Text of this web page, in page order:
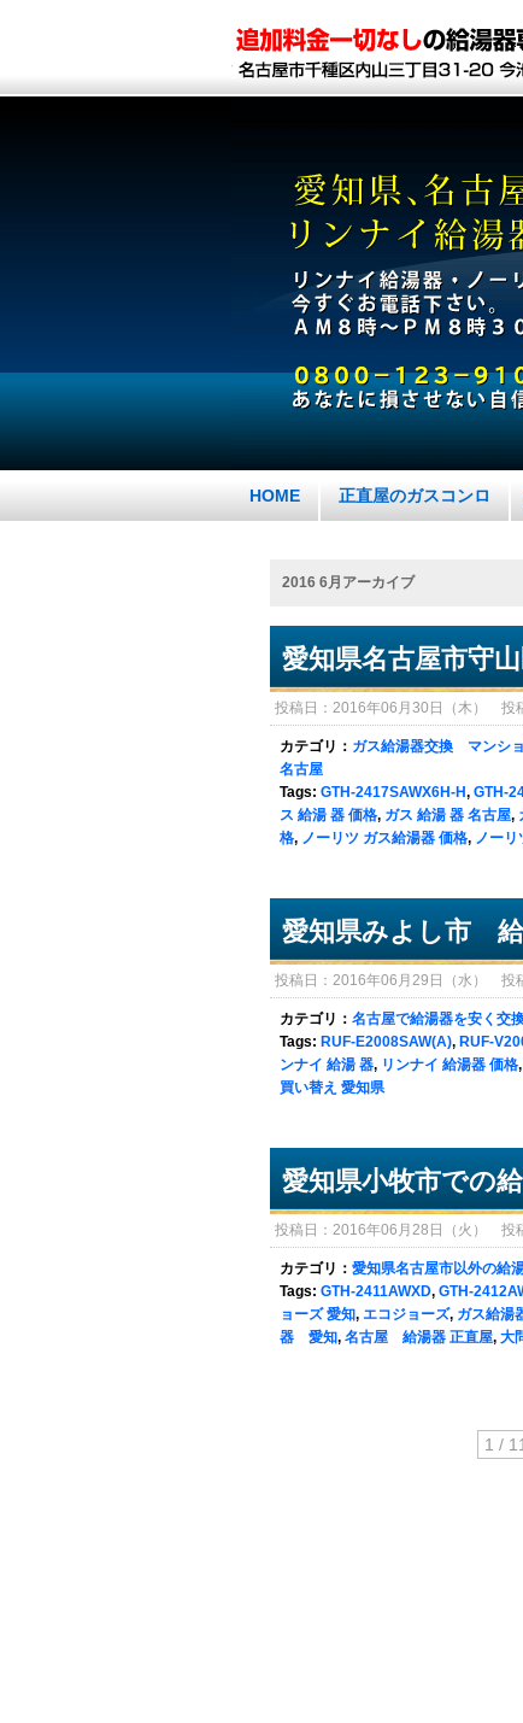
HOME 正直屋のガスコンロ
2016 6月アーカイブ
愛知県名古屋市守
投稿日：2016年06月30日（木） 投
カテゴリ： ガス給湯器交換 マンシ
名古屋
Tags: GTH-2417SAWX6H-H, GTH-
ス 給湯 器 価格, ガス 給湯 器 名古屋,
格, ノーリツ ガス給湯器 価格, ノーリ
愛知県みよし市
投稿日：2016年06月29日（水） 投
カテゴリ： 名古屋で給湯器を安く交
Tags: RUF-E2008SAW(A), RUF-
ンナイ 給湯 器, リンナイ 給湯器 価格,
買い替え 愛知県
愛知県小牧市での
投稿日：2016年06月28日（火） 投
カテゴリ： 愛知県名古屋市以外の給
Tags: GTH-2411AWXD, GTH-
ョーズ 愛知, エコジョーズ, ガス給湯
器 愛知, 名古屋 給湯器 正直屋, 大
1 / 11